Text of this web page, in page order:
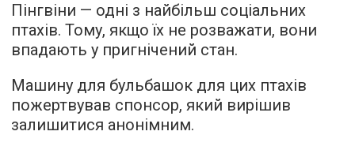
Пінгвіни — одні з найбільш соціальних
птахів. Тому, якщо їх не розважати, вони
впадають у пригнічений стан.
Машину для бульбашок для цих птахів
пожертвував спонсор, який вирішив
залишитися анонімним.